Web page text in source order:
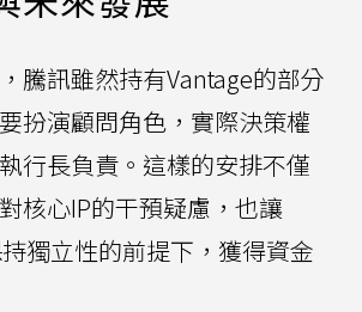
騰訊雖然持有Vantage的部分
扮演顧問角色，實際決策權
行長負責。這樣的安排不僅
核心IP的干預疑慮，也讓
獨立性的前提下，獲得資金